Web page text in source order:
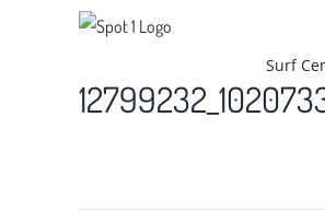
Surf